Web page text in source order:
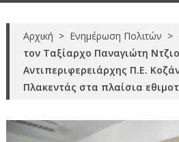
Αρχική > Ενημέρωση Πολιτών >
τον Ταξίαρχο Παναγιώτη
Αντιπεριφερειάρχης Π.Ε.
Πλακεντάς στα πλαίσια